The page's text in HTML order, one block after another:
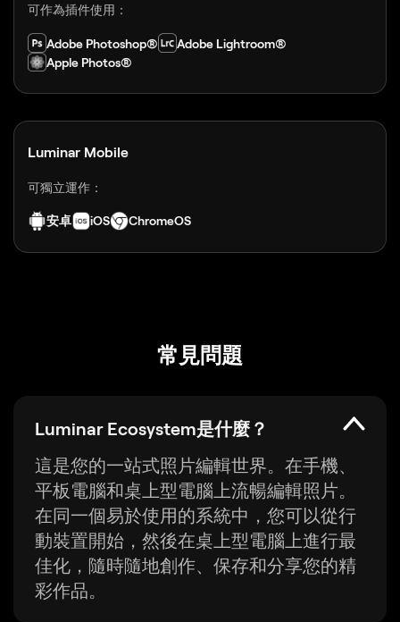
可作為插件使用：
Adobe Photoshop®
Adobe Lightroom®
Apple Photos®
Luminar Mobile
可獨立運作：
安卓 iOS ChromeOS
常見問題
Luminar Ecosystem是什麼？
這是您的一站式照片編輯世界。在手機、
平板電腦和桌上型電腦上流暢編輯照片。
在同一個易於使用的系統中，您可以從行
動裝置開始，然後在桌上型電腦上進行最
佳化，隨時隨地創作、保存和分享您的精
彩作品。